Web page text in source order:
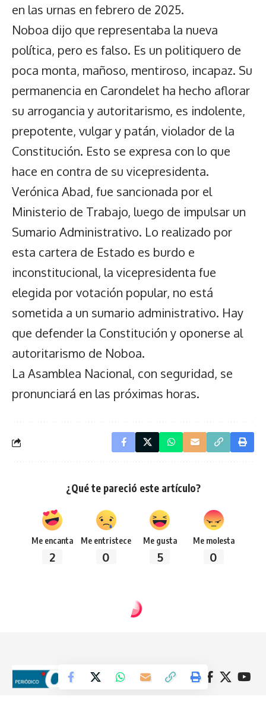
en las urnas en febrero de 2025.
Noboa dijo que representaba la nueva
política, pero es falso. Es un politiquero de
poca monta, mañoso, mentiroso, incapaz. Su
permanencia en Carondelet ha hecho aflorar
su arrogancia y autoritarismo, es indolente,
prepotente, vulgar y patán, violador de la
Constitución. Esto se expresa con lo que
hace en contra de su vicepresidenta.
Verónica Abad, fue sancionada por el
Ministerio de Trabajo, luego de impulsar un
Sumario Administrativo. Lo realizado por
esta cartera de Estado es burdo e
inconstitucional, la vicepresidenta fue
elegida por votación popular, no está
sometida a un sumario administrativo. Hay
que defender la Constitución y oponerse al
autoritarismo de Noboa.
La Asamblea Nacional, con seguridad, se
pronunciará en las próximas horas.
¿Qué te pareció este artículo?
Me encanta
2
Me entristece
0
Me gusta
5
Me molesta
0
Síguenos